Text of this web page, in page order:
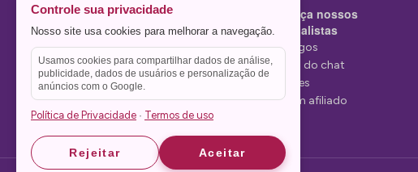
Mediunidade
Mensagens
Conheça nossos
Especialistas
Tarólogos
Estelas do chat
Videntes
Seja um afiliado
Controle sua privacidade
Nosso site usa cookies para melhorar a navegação.
Usamos cookies para compartilhar dados de análise,
publicidade, dados de usuários e personalização de
anúncios com o Google.
Política de Privacidade · Termos de uso
Rejeitar Aceitar